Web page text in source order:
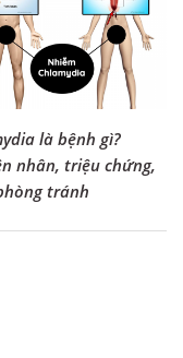
là bệnh gì?
nhân, triệu chứng,
tránh